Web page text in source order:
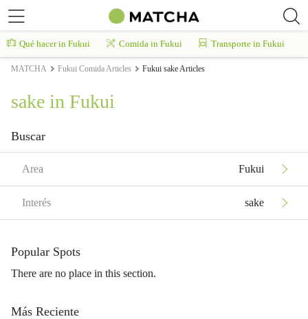
Qué hacer in Fukui Comida in Fukui Transporte in Fukui
MATCHA Fukui Comida Articles Fukui sake Articles
sake in Fukui
Buscar
Area Fukui
Interés sake
Popular Spots
There are no place in this section.
Más Reciente